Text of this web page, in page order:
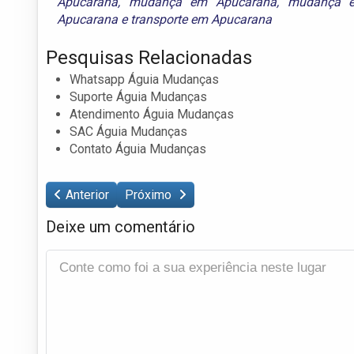
Apucarana e transporte em Apucarana
Pesquisas Relacionadas
Whatsapp Águia Mudanças
Suporte Águia Mudanças
Atendimento Águia Mudanças
SAC Águia Mudanças
Contato Águia Mudanças
Anterior Próximo
Deixe um comentário